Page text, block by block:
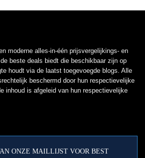
moderne alles-in-één prijsvergelijkings- en
beste deals biedt die beschikbaar zijn op
houdt via de laatst toegevoegde blogs. Alle
beschermd door hun respectievelijke
inhoud is afgeleid van hun respectievelijke
ONZE MAILLIJST VOOR BEST